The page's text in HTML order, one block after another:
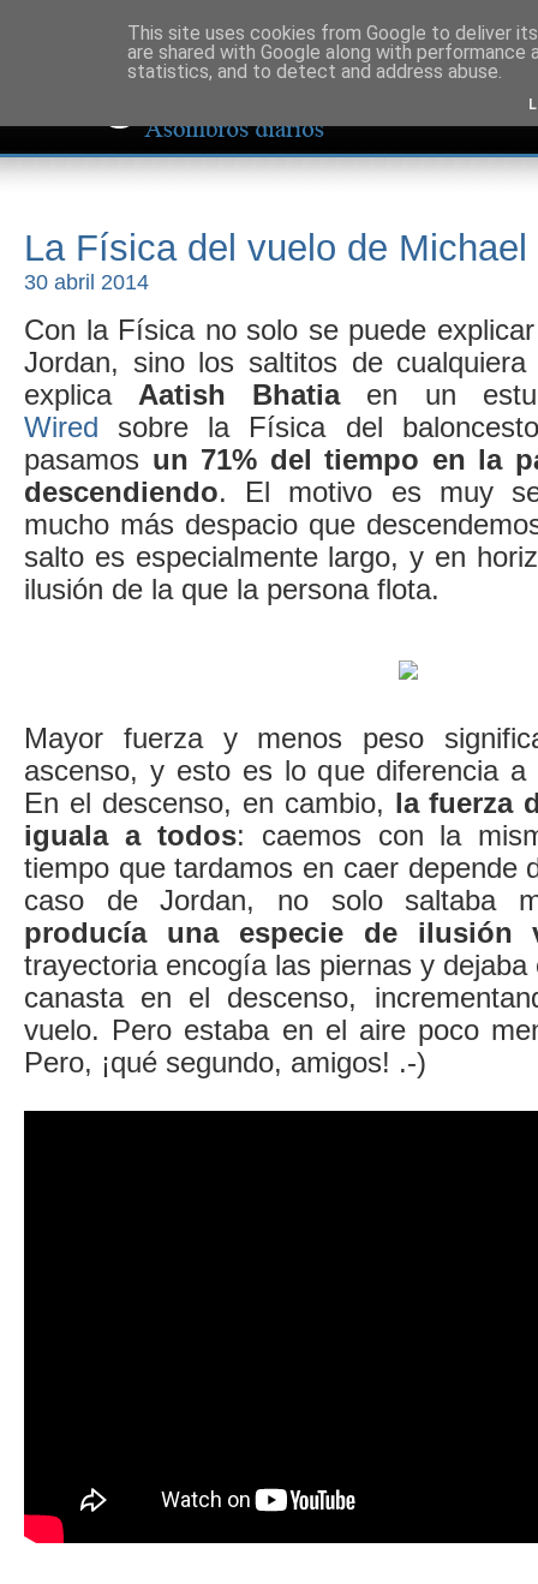
La Física del vuelo de Michael
30 abril 2014
Con la Física no solo se puede
Jordan, sino los saltitos de
explica Aatish Bhatiaen un
Wired sobre la Física del
pasamos un 71% del tiempo en la
descendiendo. El motivo es muy
mucho más despacio que
salto es especialmente largo, y en
ilusión de la que la persona flota.
Mayor fuerza y menos peso
ascenso, y esto es lo que diferencia a
En el descenso, en cambio, la fuerza
iguala a todos: caemos con la
tiempo que tardamos en caer depende
caso de Jordan, no solo saltaba
producía una especie de ilusión
trayectoria encogía las piernas y
canasta en el descenso,
vuelo. Pero estaba en el aire poco
Pero, ¡qué segundo, amigos! .-)
This site uses cookies from Google to deliver
are shared with Google along with
statistics, and to detect and address abuse.